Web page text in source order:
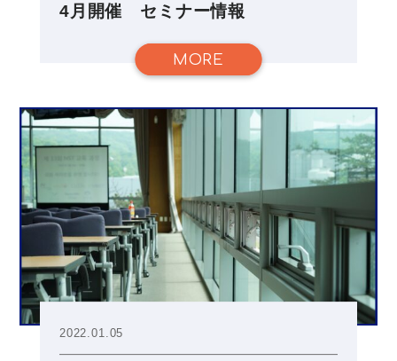
4月開催 セミナー情報
MORE
2022.01.05